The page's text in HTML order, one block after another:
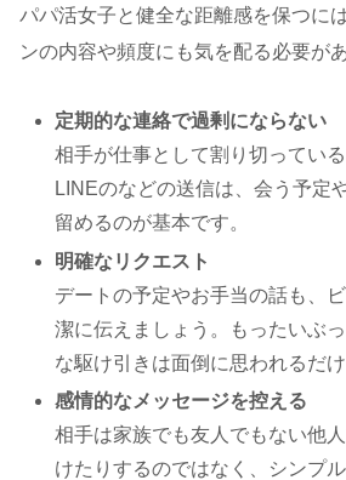
パパ活女子と健全な距離感を保つに
ンの内容や頻度にも気を配る必要が
定期的な連絡で過剰にならない
相手が仕事として割り切っている
LINEのなどの送信は、会う予定
留めるのが基本です。
明確なリクエスト
デートの予定やお手当の話も、
潔に伝えましょう。もったいぶ
な駆け引きは面倒に思われるだけ
感情的なメッセージを控える
相手は家族でも友人でもない他
けたりするのではなく、シンプ